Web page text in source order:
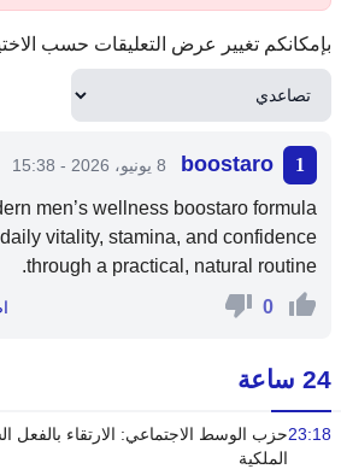
بإمكانكم تغيير عرض التعليقات حسب
boostaro 8 يونيو، 2026 - 15:38
men’s wellness boostaro formula
vitality, stamina, and confidence
through a practical, natural routine.
0
24 ساعة
23:18حزب الوسط الاجتماعي: الارتقاء بالفعل
الملكية